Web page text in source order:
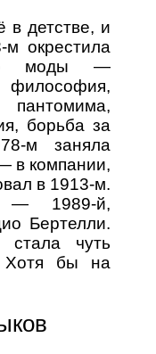
детстве, и
окрестила
моды —
философия,
борьба за
м заняла
в компании,
в 1913-м.
— 1989-й,
Бертелли.
чуть
Хотя бы на